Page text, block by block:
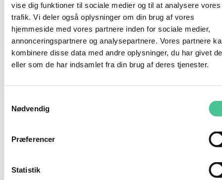
vise dig funktioner til sociale medier og til at analysere vores
trafik. Vi deler også oplysninger om din brug af vores
hjemmeside med vores partnere inden for sociale medier,
annonceringspartnere og analysepartnere. Vores partnere
kombinere disse data med andre oplysninger, du har givet
eller som de har indsamlet fra din brug af deres tjenester.
Nødvendig
Præferencer
Statistik
Balance
Virksomhedens økonomiske status, aktiver og
passiver
betalingstjenester
Bankgebyr
eller administration